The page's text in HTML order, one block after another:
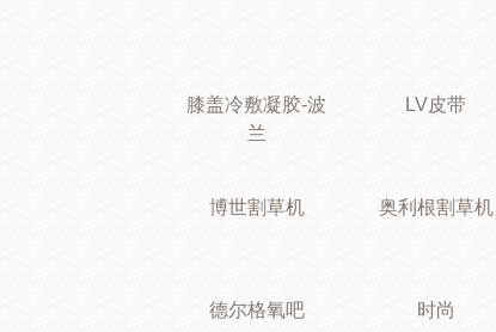
膝盖冷敷凝胶-波
兰
LV皮带
博世割草机 奥利根割草机
德尔格氧吧 时尚